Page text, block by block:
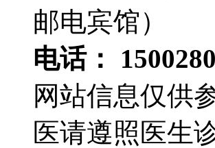
邮电宾馆）
电话：
网站信息仅供
医请遵照医生